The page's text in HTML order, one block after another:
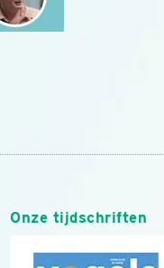
Onze tijdschriften